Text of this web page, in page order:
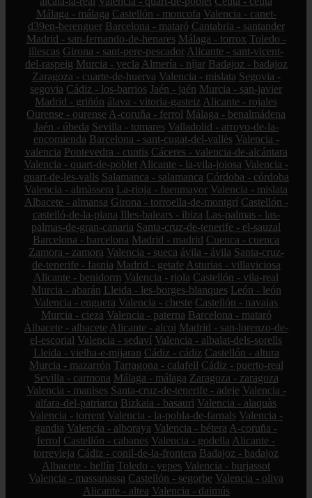
Málaga - málaga Castellón - moncofa Valencia - canet-
d39en-berenguer Barcelona - mataró Cantabria - santander
Madrid - san-fernando-de-henares Málaga - torrox Toledo -
illescas Girona - sant-pere-pescador Alicante - sant-vicent-
del-raspeig Murcia - yecla Almería - níjar Badajoz - badajoz
Zaragoza - cuarte-de-huerva Valencia - mislata Segovia -
segovia Cádiz - los-barrios Jaén - jaén Murcia - san-javier
Madrid - griñón álava - vitoria-gasteiz Alicante - rojales
Ourense - ourense A-coruña - ferrol Málaga - benalmádena
Jaén - úbeda Sevilla - tomares Valladolid - arroyo-de-la-
encomienda Barcelona - sant-cugat-del-vallès Valencia -
valencia Pontevedra - cuntis Cáceres - valencia-de-alcántara
Valencia - quart-de-poblet Alicante - la-vila-joiosa Valencia -
quart-de-les-valls Salamanca - salamanca Córdoba - córdoba
Valencia - almàssera La-rioja - fuenmayor Valencia - mislata
Albacete - almansa Girona - torroella-de-montgrí Castellón -
castelló-de-la-plana Illes-balears - ibiza Las-palmas - las-
palmas-de-gran-canaria Santa-cruz-de-tenerife - el-sauzal
Barcelona - barcelona Madrid - madrid Cuenca - cuenca
Zamora - zamora Valencia - sueca ávila - ávila Santa-cruz-
de-tenerife - fasnia Madrid - getafe Asturias - villaviciosa
Alicante - benidorm Valencia - riola Castellón - vila-real
Murcia - abarán Lleida - les-borges-blanques León - león
Valencia - enguera Valencia - cheste Castellón - navajas
Murcia - cieza Valencia - paterna Barcelona - mataró
Albacete - albacete Alicante - alcoi Madrid - san-lorenzo-de-
el-escorial Valencia - sedaví Valencia - albalat-dels-sorells
Lleida - vielha-e-mijaran Cádiz - cádiz Castellón - altura
Murcia - mazarrón Tarragona - calafell Cádiz - puerto-real
Sevilla - carmona Málaga - málaga Zaragoza - zaragoza
Valencia - manises Santa-cruz-de-tenerife - adeje Valencia -
alfara-del-patriarca Bizkaia - basauri Valencia - alaquàs
Valencia - torrent Valencia - la-pobla-de-farnals Valencia -
gandia Valencia - alboraya Valencia - bétera A-coruña -
ferrol Castellón - cabanes Valencia - godella Alicante -
torrevieja Cádiz - conil-de-la-frontera Badajoz - badajoz
Albacete - hellín Toledo - yepes Valencia - burjassot
Valencia - massanassa Castellón - segorbe Valencia - oliva
Alicante - altea Valencia - daimús